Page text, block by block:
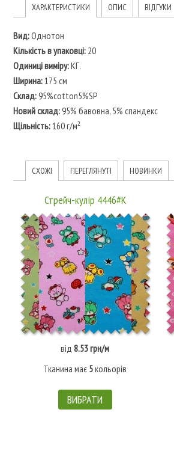
ХАРАКТЕРИСТИКИ ОПИС ВІДГУКИ
Вид:Однотон
Кількість в упаковці:20
Одиниці виміру:КГ.
Ширина:175 см
Склад:95%cotton5%SP
Новий склад:95% бавовна, 5% спандекс
Щільність:160 г/м²
СХОЖІ ПЕРЕГЛЯНУТІ НОВИНКИ
Стрейч-кулір 4446#К
від8.53 грн/м
Тканина має 5кольорів
ВИБРАТИ